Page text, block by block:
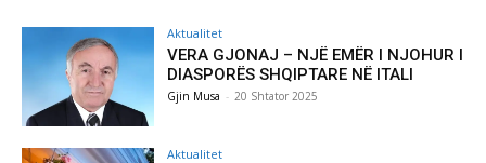
Aktualitet
VERA GJONAJ – NJË EMËR I NJOHUR I
DIASPORËS SHQIPTARE NË ITALI
Gjin Musa - 20 Shtator 2025
Aktualitet